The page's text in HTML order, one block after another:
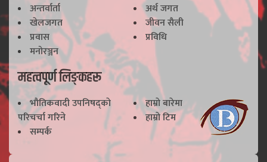
अन्तर्वार्ता
अर्थ जगत
खेलजगत
जीवन सैली
प्रवास
प्रविधि
मनोरञ्जन
महत्वपूर्ण लिङ्कहरू
भाैतिकवादी उपनिषद्काे
परिचर्चा गरिने
हाम्राे बारेमा
हाम्राे टिम
सम्पर्क